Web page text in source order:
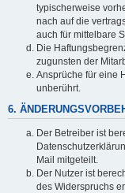
typischerweise
nach auf die
auch für mittelbare
Die
zugunsten der
Ansprüche für eine
unberührt.
6.
Der Betreiber ist
Mail mitgeteilt.
Der Nutzer ist
des Widerspruchs